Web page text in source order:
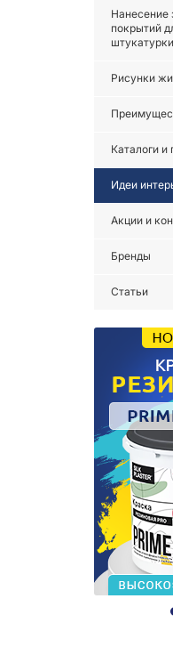
Нанесение
покрытий
штукатурки
Рисунки
Каталоги и
Идеи
Акции и
Бренды
Статьи